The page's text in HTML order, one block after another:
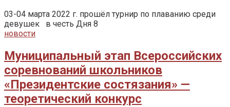
03-04 марта 2022 г. прошёл турнир по плаванию среди
девушек в честь Дня 8
новости
Муниципальный этап Всероссийских
соревнований школьников
«Президентские состязания» —
теоретический конкурс